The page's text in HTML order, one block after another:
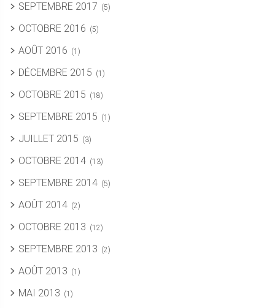
SEPTEMBRE 2017 (5)
OCTOBRE 2016 (5)
AOÛT 2016 (1)
DÉCEMBRE 2015 (1)
OCTOBRE 2015 (18)
SEPTEMBRE 2015 (1)
JUILLET 2015 (3)
OCTOBRE 2014 (13)
SEPTEMBRE 2014 (5)
AOÛT 2014 (2)
OCTOBRE 2013 (12)
SEPTEMBRE 2013 (2)
AOÛT 2013 (1)
MAI 2013 (1)